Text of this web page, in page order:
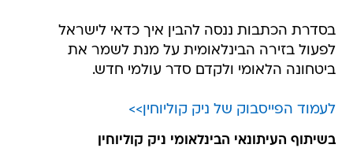
בסדרת הכתבות ננסה להבין איך כדאי לישראל
לפעול בזירה הבינלאומית על מנת לשמר את
ביטחונה הלאומי ולקדם סדר עולמי חדש.
לעמוד הפייסבוק של ניק קוליוחין>>
בשיתוף העיתונאי הבינלאומי ניק קוליוחין